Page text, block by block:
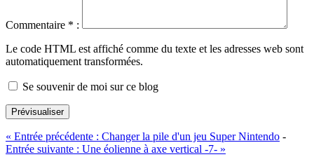
Commentaire * :
Le code HTML est affiché comme du texte et les adresses web sont
automatiquement transformées.
Se souvenir de moi sur ce blog
Prévisualiser
« Entrée précédente : Changer la pile d'un jeu Super Nintendo -
Entrée suivante : Une éolienne à axe vertical -7- »